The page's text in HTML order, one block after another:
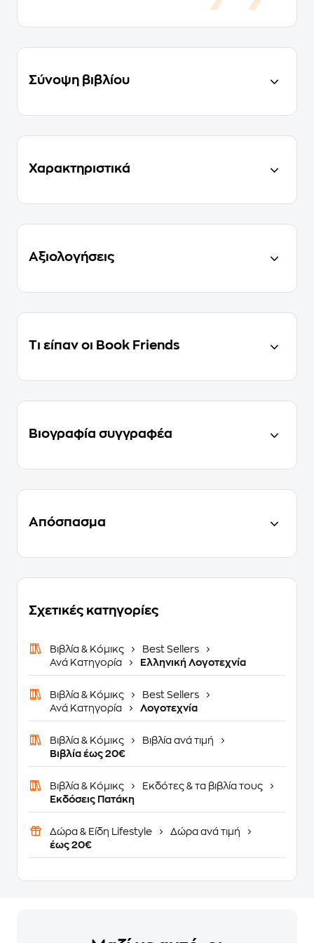
Σύνοψη βιβλίου
Χαρακτηριστικά
Αξιολογήσεις
Τι είπαν οι Book Friends
Βιογραφία συγγραφέα
Απόσπασμα
Σχετικές κατηγορίες
Βιβλία & Κόμικς
Best Sellers
Ανά Κατηγορία
Ελληνική Λογοτεχνία
Βιβλία & Κόμικς
Best Sellers
Ανά Κατηγορία
Λογοτεχνία
Βιβλία & Κόμικς
Βιβλία ανά τιμή
Βιβλία έως 20€
Βιβλία & Κόμικς
Εκδότες & τα βιβλία τους
Εκδόσεις Πατάκη
Δώρα & Είδη Lifestyle
Δώρα ανά τιμή
έως 20€